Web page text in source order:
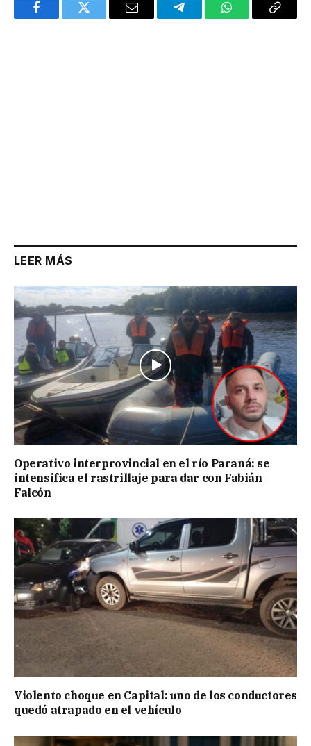
FacebookTwitter Email TelegramWhatsAppCopy
LEER MÁS
Operativo interprovincial en el río Paraná: se
intensifica el rastrillaje para dar con Fabián
Falcón
Violento choque en Capital: uno de los conductores
quedó atrapado en el vehículo